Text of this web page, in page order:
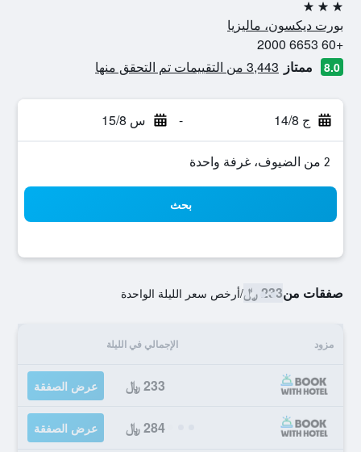
3 نجوم
بورت ديكسون، ماليزيا
+60 6653 2000
8.0 ممتاز 3,443 من التقييمات تم التحقق منها
ج 14/8 - س 15/8
2 من الضيوف، غرفة واحدة
بحث
صفقات من233 ﷼ /أرخص سعر الليلة الواحدة
مزود الإجمالي في الليلة
233 ﷼ عرض الصفقة
284 ﷼ عرض الصفقة